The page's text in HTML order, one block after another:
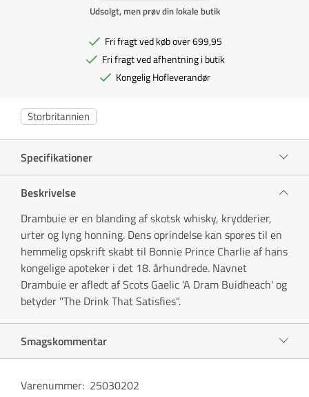
Udsolgt, men prøv din lokale butik
Fri fragt ved køb over 699,95
Fri fragt ved afhentning i butik
Kongelig Hofleverandør
Storbritannien
Specifikationer
Beskrivelse
Drambuie er en blanding af skotsk whisky, krydderier,
urter og lyng honning. Dens oprindelse kan spores til en
hemmelig opskrift skabt til Bonnie Prince Charlie af hans
kongelige apoteker i det 18. århundrede. Navnet
Drambuie er afledt af Scots Gaelic 'A Dram Buidheach' og
betyder "The Drink That Satisfies".
Smagskommentar
Varenummer: 25030202